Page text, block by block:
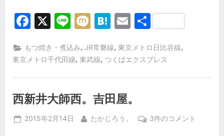
Facebook
X LineMixiHatena
Email
共
もつ焼き・煮込み,JR常磐線,東京メトロ日比谷線,
東京メトロ千代田線, 東武線, つくばエクスプレス
西新井大師西。吉田屋。
Posted
2015年2月14日 By
たかじろう。
西
3件のコメント